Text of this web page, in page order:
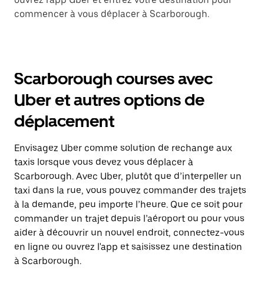
commencer à vous déplacer à Scarborough.
Scarborough courses avec
Uber et autres options de
déplacement
Envisagez Uber comme solution de rechange aux
taxis lorsque vous devez vous déplacer à
Scarborough. Avec Uber, plutôt que d’interpeller un
taxi dans la rue, vous pouvez commander des trajets
à la demande, peu importe l’heure. Que ce soit pour
commander un trajet depuis l’aéroport ou pour vous
aider à découvrir un nouvel endroit, connectez-vous
en ligne ou ouvrez l'app et saisissez une destination
à Scarborough.